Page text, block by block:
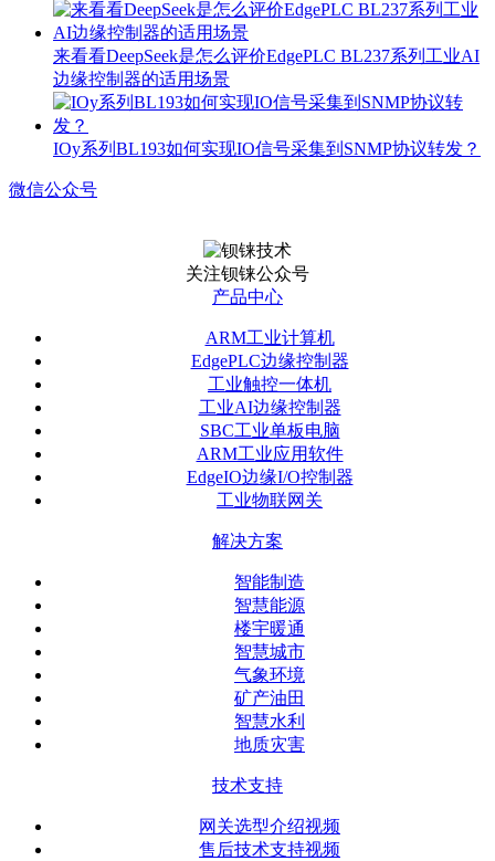
来看看DeepSeek是怎么评价EdgePLC BL237系列工业AI
边缘控制器的适用场景
IOy系列BL193如何实现IO信号采集到SNMP协议转发？
微信公众号
关注钡铼公众号
产品中心
ARM工业计算机
EdgePLC边缘控制器
工业触控一体机
工业AI边缘控制器
SBC工业单板电脑
ARM工业应用软件
EdgeIO边缘I/O控制器
工业物联网关
解决方案
智能制造
智慧能源
楼宇暖通
智慧城市
气象环境
矿产油田
智慧水利
地质灾害
技术支持
网关选型介绍视频
售后技术支持视频